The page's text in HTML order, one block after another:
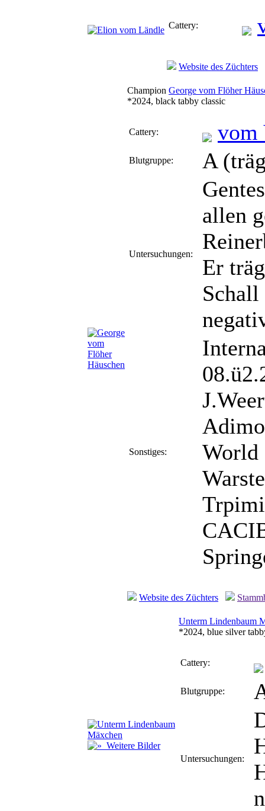
Cattery:
Website des Züchters
Champion George vom Flöher
*2024, black tabby classic
Cattery: vom
Blutgruppe: A
Untersuchungen:
allen
Er
Sonstiges:
World
Website des Züchters
Weitere Bilder
Unterm Lindenbaum
*2024, blue silver
Cattery:
Blutgruppe:
Untersuchungen: